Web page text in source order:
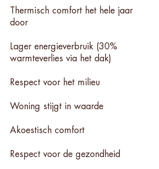
Thermisch comfort het hele jaar
door
Lager energieverbruik (30%
warmteverlies via het dak)
Respect voor het milieu
Woning stijgt in waarde
Akoestisch comfort
Respect voor de gezondheid